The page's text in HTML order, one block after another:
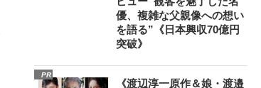
優、複雑な父親像への想い
を語る”《日本興収70億円
突破》
PR
《渡辺淳一原作＆娘・渡邉